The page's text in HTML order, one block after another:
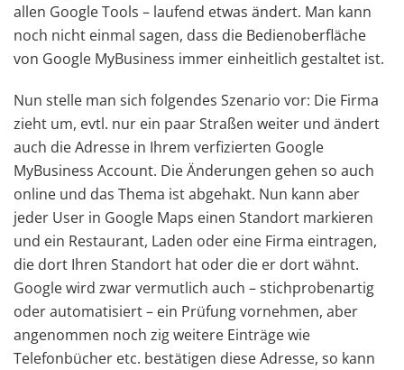
allen Google Tools – laufend etwas ändert. Man kann
noch nicht einmal sagen, dass die Bedienoberfläche
von Google MyBusiness immer einheitlich gestaltet ist.
Nun stelle man sich folgendes Szenario vor: Die Firma
zieht um, evtl. nur ein paar Straßen weiter und ändert
auch die Adresse in Ihrem verfizierten Google
MyBusiness Account. Die Änderungen gehen so auch
online und das Thema ist abgehakt. Nun kann aber
jeder User in Google Maps einen Standort markieren
und ein Restaurant, Laden oder eine Firma eintragen,
die dort Ihren Standort hat oder die er dort wähnt.
Google wird zwar vermutlich auch – stichprobenartig
oder automatisiert – ein Prüfung vornehmen, aber
angenommen noch zig weitere Einträge wie
Telefonbücher etc. bestätigen diese Adresse, so kann